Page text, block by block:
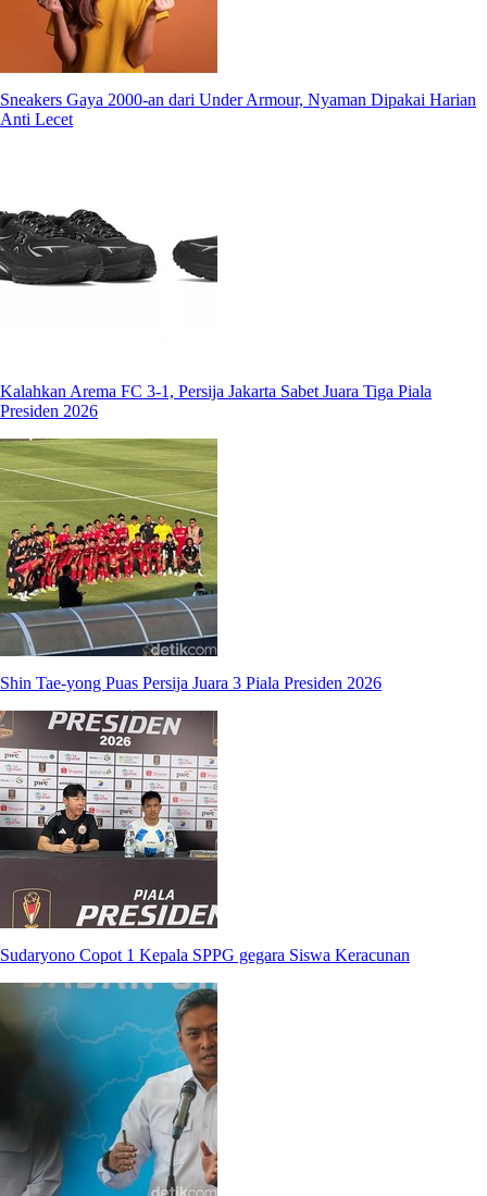
Sneakers Gaya 2000-an dari Under Armour, Nyaman Dipakai Harian
Anti Lecet
Kalahkan Arema FC 3-1, Persija Jakarta Sabet Juara Tiga Piala
Presiden 2026
Shin Tae-yong Puas Persija Juara 3 Piala Presiden 2026
Sudaryono Copot 1 Kepala SPPG gegara Siswa Keracunan